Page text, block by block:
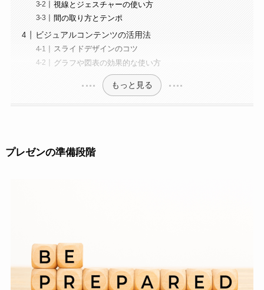
視線とジェスチャーの使い方
間の取り方とテンポ
ビジュアルコンテンツの活用法
スライドデザインのコツ
グラフや図表の効果的な使い方
もっと見る
プレゼンの準備段階